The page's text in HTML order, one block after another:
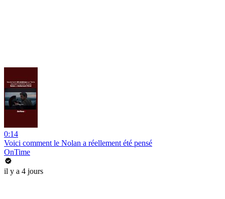
0:14
Voici comment le Nolan a réellement été pensé
OnTime
il y a 4 jours